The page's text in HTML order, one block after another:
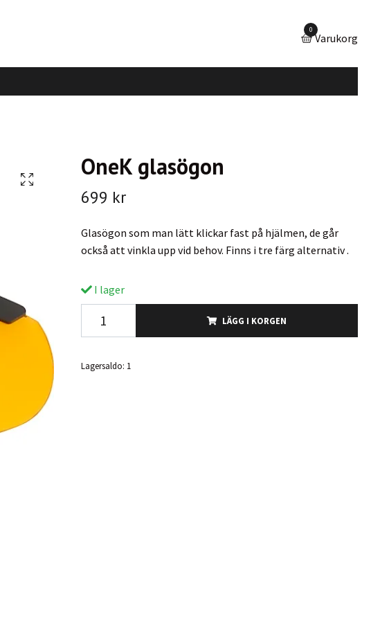
0
Varukorg
OneK glasögon
699 kr
Glasögon som man lätt klickar fast på hjälmen, de går
också att vinkla upp vid behov. Finns i tre färg alternativ .
I lager
LÄGG I KORGEN
Lagersaldo: 1